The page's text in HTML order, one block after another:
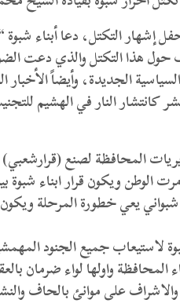
إشهار التكتل، دعا أبناء
حول هذا التكتل والذي دعت
الجديدة، وأيضاً الأخبار
النار في الهشيم
المحافظة لصنع
الوطن ويكون قرار ابناء شبوة
شبواني يعي خطورة المرحلة
لاستيعاب جميع الجنود
واولها لواء ضرمان
والاشراف على موانئ بالحاف